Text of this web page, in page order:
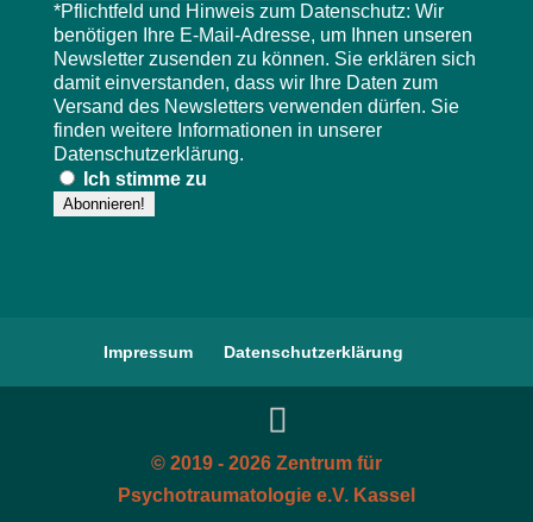
*Pflichtfeld und Hinweis zum Datenschutz: Wir
benötigen Ihre E-Mail-Adresse, um Ihnen unseren
Newsletter zusenden zu können. Sie erklären sich
damit einverstanden, dass wir Ihre Daten zum
Versand des Newsletters verwenden dürfen. Sie
finden weitere Informationen in unserer
Datenschutzerklärung.
Ich stimme zu
Impressum Datenschutzerklärung
© 2019 - 2026 Zentrum für
Psychotraumatologie e.V. Kassel